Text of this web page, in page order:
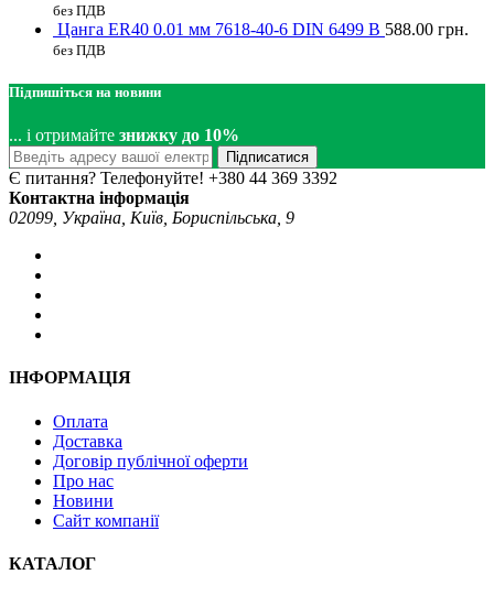
без ПДВ
Цанга ER40 0.01 мм 7618-40-6 DIN 6499 B 588.00 грн.
без ПДВ
Підпишіться на новини
... і отримайте знижку до 10%
Підписатися
Є питання? Телефонуйте! +380 44 369 3392
Контактна інформація
02099, Україна, Київ, Бориспільська, 9
ІНФОРМАЦІЯ
Оплата
Доставка
Договір публічної оферти
Про нас
Новини
Сайт компанії
КАТАЛОГ